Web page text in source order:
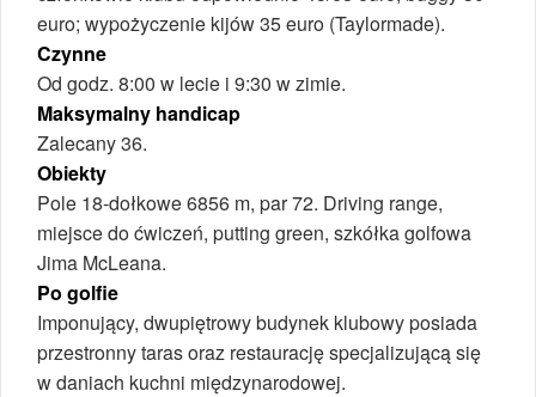
euro; wypożyczenie kijów 35 euro (Taylormade).
Czynne
Od godz. 8:00 w lecie i 9:30 w zimie.
Maksymalny handicap
Zalecany 36.
Obiekty
Pole 18-dołkowe 6856 m, par 72. Driving range,
miejsce do ćwiczeń, putting green, szkółka golfowa
Jima McLeana.
Po golfie
Imponujący, dwupiętrowy budynek klubowy posiada
przestronny taras oraz restaurację specjalizującą się
w daniach kuchni międzynarodowej.